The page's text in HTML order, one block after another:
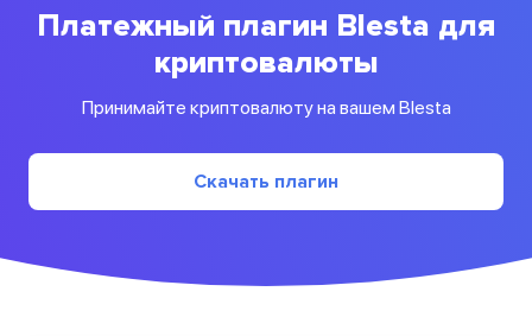
Платежный плагин Blesta для
криптовалюты
Принимайте криптовалюту на вашем Blesta
Скачать плагин